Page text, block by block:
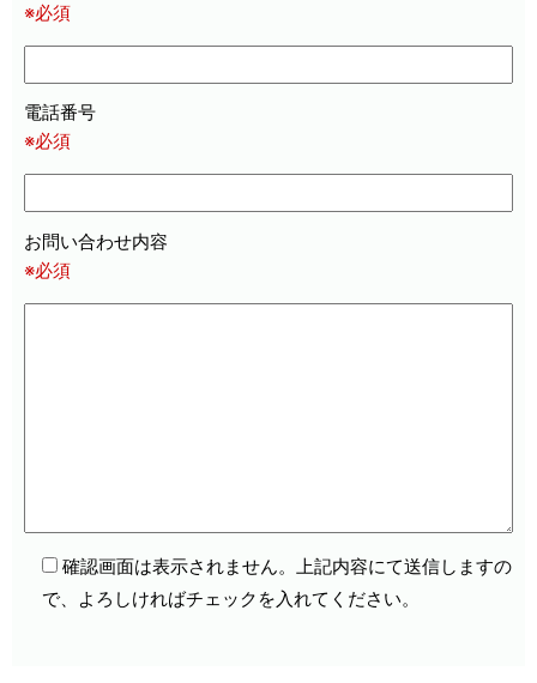
※必須
電話番号
※必須
お問い合わせ内容
※必須
確認画面は表示されません。上記内容にて送信しますの
で、よろしければチェックを入れてください。